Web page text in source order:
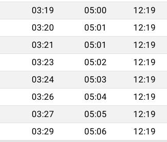
03:19 05:00 12:19
03:20 05:01 12:19
03:21 05:01 12:19
03:23 05:02 12:19
03:24 05:03 12:19
03:26 05:04 12:19
03:27 05:05 12:19
03:29 05:06 12:19